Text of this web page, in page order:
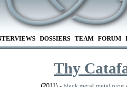
DOSSIERS TEAM FORUM
Thy